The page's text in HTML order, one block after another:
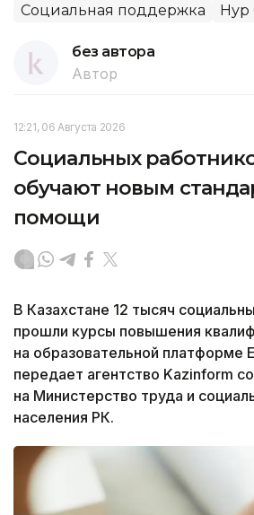
Социальная поддержка Нур
без автора
Автор
12:21, 06 Августа 2026
Социальных
обучают новым
помощи
В Казахстане 12 тысяч
прошли курсы повышения
на образовательной платформе
передает агентство Kazinform
на Министерство труда и
населения РК.